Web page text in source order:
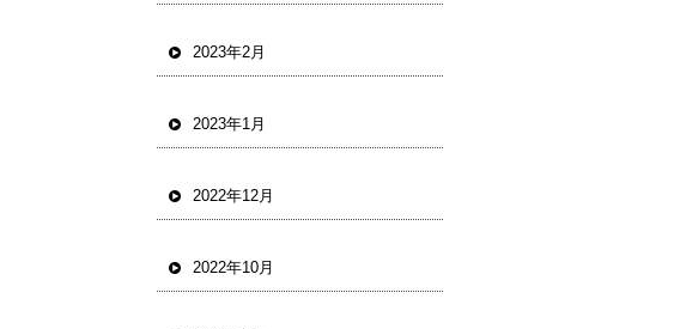
2023年2月
2023年1月
2022年12月
2022年10月